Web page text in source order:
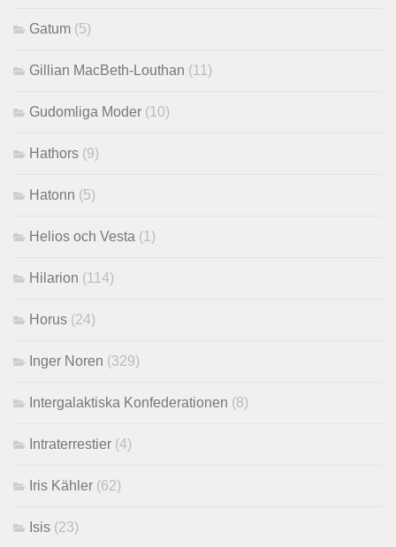
Gatum (5)
Gillian MacBeth-Louthan (11)
Gudomliga Moder (10)
Hathors (9)
Hatonn (5)
Helios och Vesta (1)
Hilarion (114)
Horus (24)
Inger Noren (329)
Intergalaktiska Konfederationen (8)
Intraterrestier (4)
Iris Kähler (62)
Isis (23)